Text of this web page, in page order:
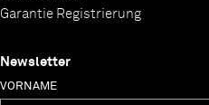
Garantie Registrierung
Newsletter
VORNAME